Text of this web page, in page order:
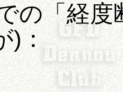
の「経
)：